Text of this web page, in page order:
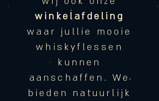
winkelafdeling
waar jullie mooie
whiskyflessen
kunnen
aanschaffen. We
bieden natuurlijk